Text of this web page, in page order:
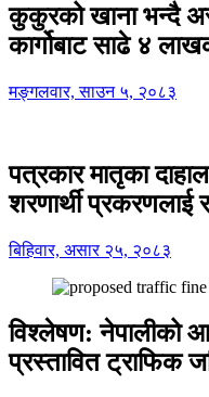
कुकुरको खाना भन्दै
कार्गोबाट साढे ४
मङ्गलवार, साउन ५, २०८३
पत्रकार मातृका
शरणार्थी प्रकरणलाई
बिहिवार, असार २५, २०८३
विश्लेषण: नेपालीको
प्रस्तावित ट्राफिक